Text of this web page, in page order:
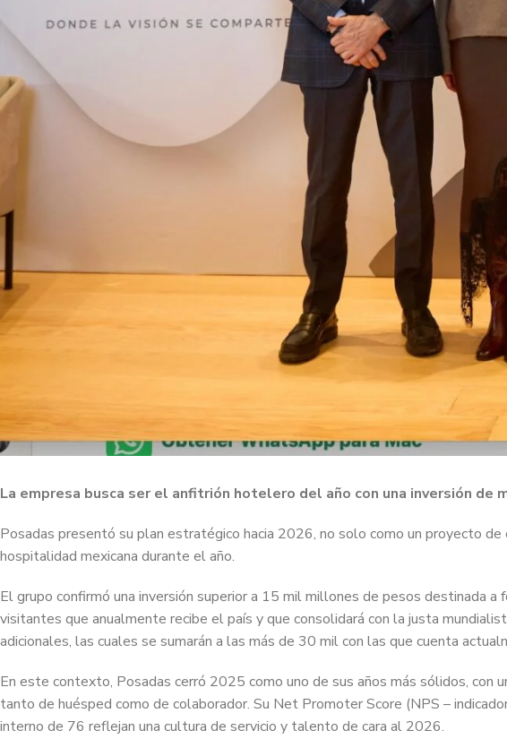
La empresa busca ser el anfitrión hotelero del año con una inversión de
Posadas presentó su plan estratégico hacia 2026, no solo como un proyecto
hospitalidad mexicana durante el año.
El grupo confirmó una inversión superior a 15 mil millones de pesos destinada
visitantes que anualmente recibe el país y que consolidará con la justa
adicionales, las cuales se sumarán a las más de 30 mil con las que cuenta
En este contexto, Posadas cerró 2025 como uno de sus años más sólidos, con
tanto de huésped como de colaborador. Su Net Promoter Score (NPS –
interno de 76 reflejan una cultura de servicio y talento de cara al 2026.